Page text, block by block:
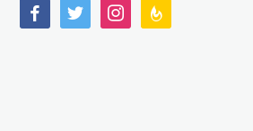
facebooktwitterinstagramfeedburner